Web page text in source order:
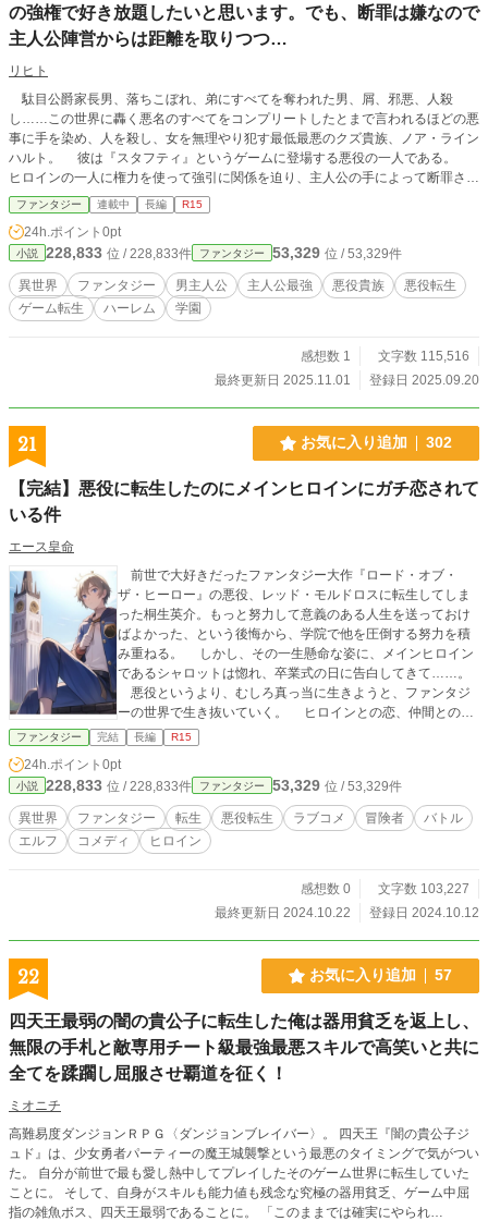
の強権で好き放題したいと思います。でも、断罪は嫌なので
主人公陣営からは距離を取りつつ…
リヒト
駄目公爵家長男、落ちこぼれ、弟にすべてを奪われた男、屑、邪悪、人殺
し……この世界に轟く悪名のすべてをコンプリートしたとまで言われるほどの悪
事に手を染め、人を殺し、女を無理やり犯す最低最悪のクズ貴族、ノア・ライン
ハルト。 彼は『スタフティ』というゲームに登場する悪役の一人である。
ヒロインの一人に権力を使って強引に関係を迫り、主人公の手によって断罪され
てしまう運命にある……そんなキャラにただの高校生であった僕は転生してしま
ったのだ！ それではどうするか？ 主人公に殺されないようにするため、よ
くあるなろう系統の作品の主人公のように改心して良い子になって生きていく
か？ だが、少しだけ待って欲しい。 主人公に殺されないため改心する？
良い子になる？……そんなことする必要あるか？ 贅沢三昧の生活を送り、好
きな女を好きなだけ抱ける生活。 それを放棄し、品行方正に行きてい
く……？せっかく特権階級に生まれたのに？ ただ、主人公に殺されないよう
の性格や行動パターンを熟知しているのだ。 殺されないように立ち回ること
駆使する転生した悪役貴族は今日も今日とて贅沢三昧を繰り返し、女を……ちょ
っと待ってクレメンス。 なんでヒロインたちが続々と僕の元に向かってくれ
るんでしょうかッ！？主人公がッ！主人公が来てしまう！？あっち行けッ！
ファンタジー 連載中 長編 R15
24h.ポイント 0pt
小説 228,833 位 / 228,833件 ファンタジー 53,329 位 / 53,329件
異世界 ファンタジー 男主人公 主人公最強 悪役貴族
悪役転生
ゲーム転生
ハーレム 学園
感想数 1
文字数 115,516
最終更新日 2025.11.01
登録日 2025.09.20
21 お気に入り追加 302
【完結】悪役に転生したのにメインヒロインにガチ恋されて
いる件
エース皇命
前世で大好きだったファンタジー大作『ロード・オブ・
ザ・ヒーロー』の悪役、レッド・モルドロスに転生してしま
った桐生英介。もっと努力して意義のある人生を送っておけ
ばよかった、という後悔から、学院で他を圧倒する努力を積
み重ねる。 しかし、その一生懸命な姿に、メインヒロイン
であるシャロットは惚れ、卒業式の日に告白してきて……。
悪役というより、むしろ真っ当に生きようと、ファンタジ
ーの世界で生き抜いていく。 ヒロインとの恋、仲間との友
情──あれ？ 全然悪役じゃないんだけど！ 気づけば主人公
になっていた、悪役レッドの物語！ ※小説家になろう、カク
ヨム、エブリスタにも投稿しています。
ファンタジー 完結 長編 R15
24h.ポイント 0pt
小説 228,833 位 / 228,833件 ファンタジー 53,329 位 / 53,329件
異世界 ファンタジー 転生 悪役転生 ラブコメ 冒険者
バトル
エルフ
コメディ ヒロイン
感想数 0
文字数 103,227
最終更新日 2024.10.22
登録日 2024.10.12
22 お気に入り追加 57
四天王最弱の闇の貴公子に転生した俺は器用貧乏を返上し、
無限の手札と敵専用チート級最強最悪スキルで高笑いと共に
全てを蹂躙し屈服させ覇道を征く！
ミオニチ
高難易度ダンジョンＲＰＧ〈ダンジョンブレイバー〉。 四天王『闇の貴公子ジ
ュド』は、少女勇者パーティーの魔王城襲撃という最悪のタイミングで気がつい
た。 自分が前世で最も愛し熱中してプレイしたそのゲーム世界に転生していた
ことに。 そして、自身がスキルも能力値も残念な究極の器用貧乏、ゲーム中屈
指の雑魚ボス、四天王最弱であることに。 「このままでは確実にやられ